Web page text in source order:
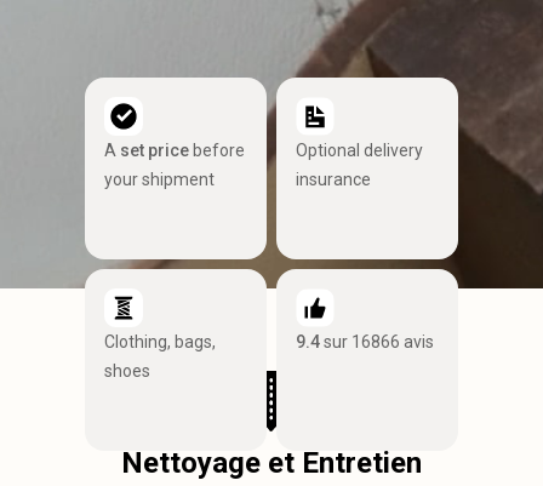
A set price before
your shipment
Optional delivery
insurance
Clothing, bags,
shoes
9.4sur 16866 avis
Nettoyage et Entretien